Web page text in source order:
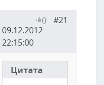
#21
0
09.12.2012
22:15:00
Цитата